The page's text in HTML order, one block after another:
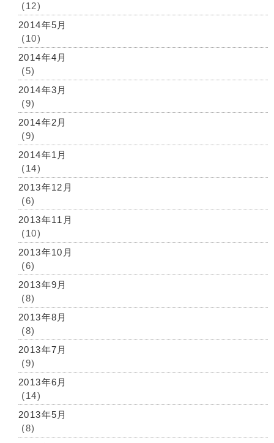
(12)
2014年5月
(10)
2014年4月
(5)
2014年3月
(9)
2014年2月
(9)
2014年1月
(14)
2013年12月
(6)
2013年11月
(10)
2013年10月
(6)
2013年9月
(8)
2013年8月
(8)
2013年7月
(9)
2013年6月
(14)
2013年5月
(8)